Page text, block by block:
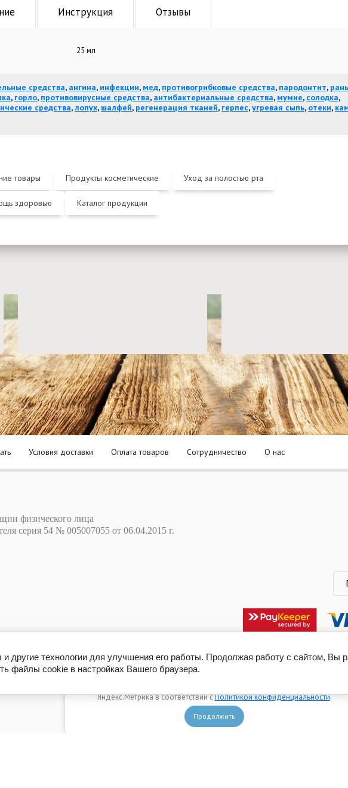
Инструкция Отзывы
25 мл
средства, ангина, инфекции, мед, противогрибковые средства, пародонтит,
, горло, противовирусные средства, антибактериальные средства, мумие, солодка,
средства,лопух, шалфей, регенерация тканей, герпес,угревая сыпь, отеки,
товары Продукты косметические Уход за полостью рта
здоровью Каталог продукции
Условия доставки Оплата товаров Сотрудничество О нас
физического лица
серия 54 № 005007055 от 06.04.2015 г.
Этот сайт использует файлы cookie, метаданные и сервис веб-аналитики
Яндекс.Метрика. Продолжая просматривать его, вы соглашаетесь на
Яндекс.Метрика в соответствии сПолитикой конфиденциальности.
Продолжить
другие технологии для улучшения его работы. Продолжая работу с сайтом, Вы
файлы cookie в настройках Вашего браузера.